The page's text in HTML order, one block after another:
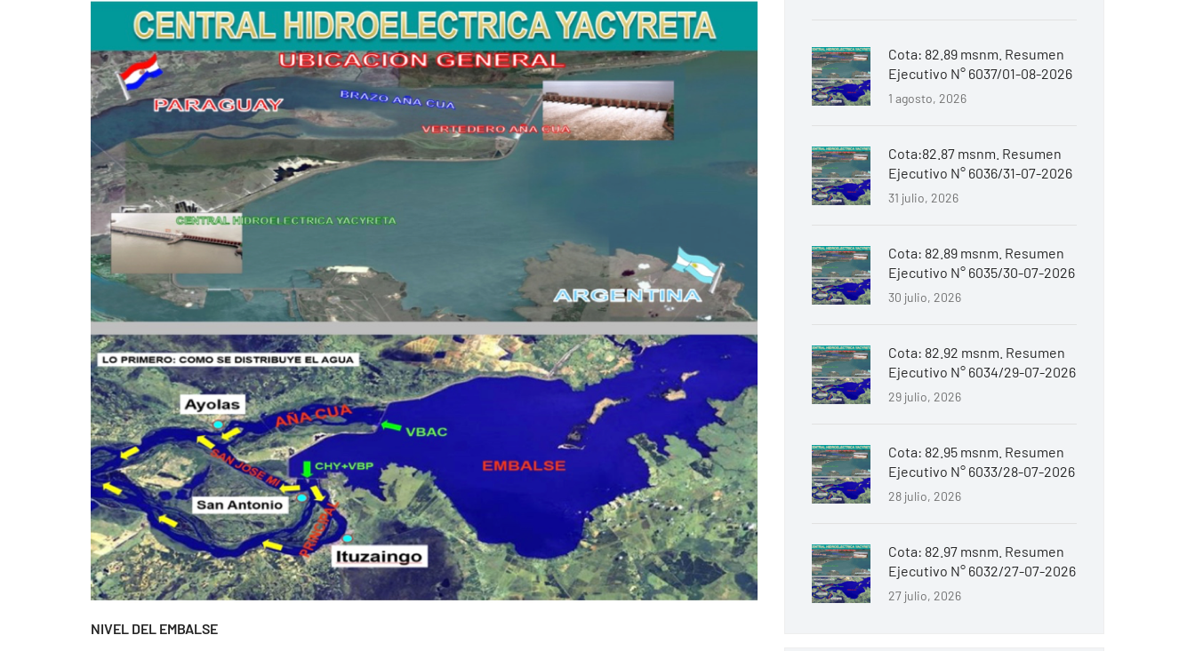
NIVEL DEL EMBALSE
Cota: 82.89 msnm. Resumen
Ejecutivo N° 6037/01-08-2026
1 agosto, 2026
Cota:82.87 msnm. Resumen
Ejecutivo N° 6036/31-07-2026
31 julio, 2026
Cota: 82.89 msnm. Resumen
Ejecutivo N° 6035/30-07-2026
30 julio, 2026
Cota: 82.92 msnm. Resumen
Ejecutivo N° 6034/29-07-2026
29 julio, 2026
Cota: 82.95 msnm. Resumen
Ejecutivo N° 6033/28-07-2026
28 julio, 2026
Cota: 82.97 msnm. Resumen
Ejecutivo N° 6032/27-07-2026
27 julio, 2026